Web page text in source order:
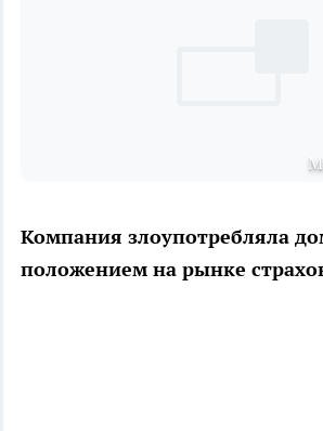
Компания злоупотребляла
положением на рынке